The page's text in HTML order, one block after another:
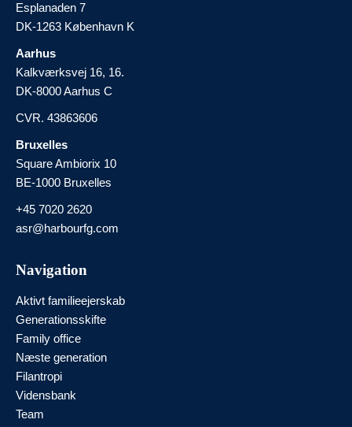
Esplanaden 7
DK-1263 København K
Aarhus
Kalkværksvej 16, 16.
DK-8000 Aarhus C
CVR. 43863606
Bruxelles
Square Ambiorix 10
BE-1000 Bruxelles
+45 7020 2620
asr@harbourfg.com
Navigation
Aktivt familieejerskab
Generationsskifte
Family office
Næste generation
Filantropi
Vidensbank
Team